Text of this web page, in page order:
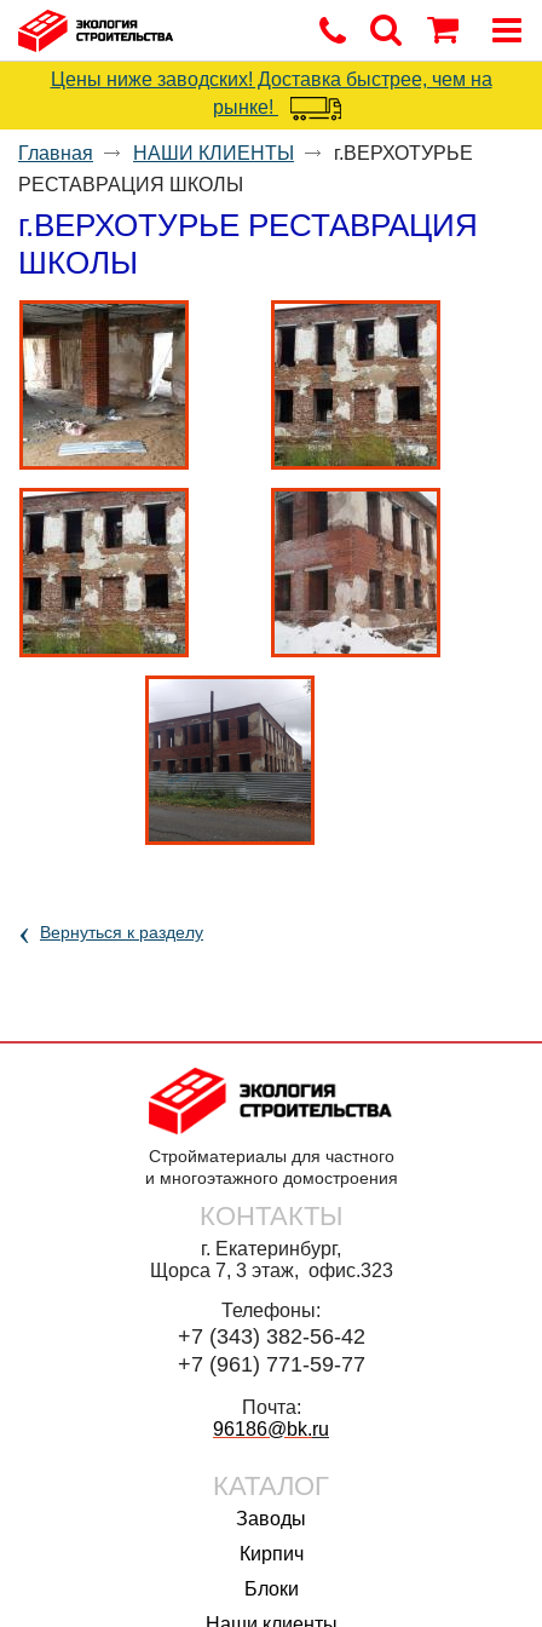
Цены ниже заводских! Доставка быстрее, чем на
рынке!
Главная НАШИ КЛИЕНТЫ
г.ВЕРХОТУРЬЕ
РЕСТАВРАЦИЯ ШКОЛЫ
г.ВЕРХОТУРЬЕ РЕСТАВРАЦИЯ
ШКОЛЫ
‹ Вернуться к разделу
Стройматериалы для частного
и многоэтажного домостроения
КОНТАКТЫ
г. Екатеринбург,
Щорса 7, 3 этаж, офис.323
Телефоны:
+7 (343) 382-56-42
+7 (961) 771-59-77
Почта:
96186@bk.ru
КАТАЛОГ
Заводы
Кирпич
Блоки